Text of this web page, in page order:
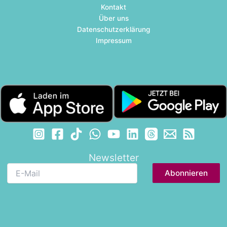
Kontakt
Über uns
Datenschutzerklärung
Impressum
Newsletter
E-
Mail